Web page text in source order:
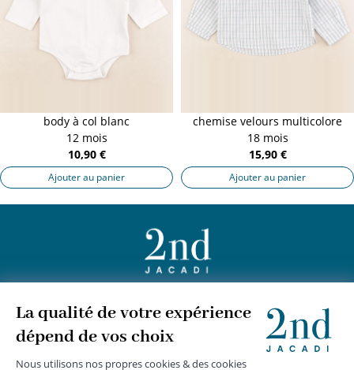
body à col blanc
12 mois
10,90 €
Ajouter au panier
chemise velours multicolore
18 mois
15,90 €
Ajouter au panier
JACADI 2nd +